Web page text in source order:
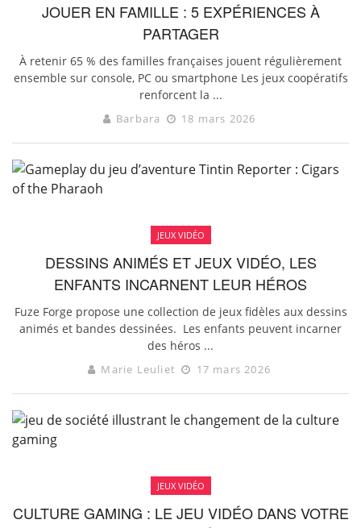
JOUER EN FAMILLE : 5 EXPÉRIENCES À
PARTAGER
À retenir 65 % des familles françaises jouent régulièrement
ensemble sur console, PC ou smartphone Les jeux coopératifs
renforcent la ...
Barbara 18 mars 2026
JEUX VIDÉO
DESSINS ANIMÉS ET JEUX VIDÉO, LES
ENFANTS INCARNENT LEUR HÉROS
Fuze Forge propose une collection de jeux fidèles aux dessins
animés et bandes dessinées. Les enfants peuvent incarner
des héros ...
Marie Leuliet 17 mars 2026
JEUX VIDÉO
CULTURE GAMING : LE JEU VIDÉO DANS VOTRE